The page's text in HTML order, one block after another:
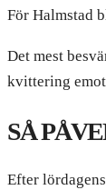
För Halmstad
Det mest
kvittering
SÅ
Efter